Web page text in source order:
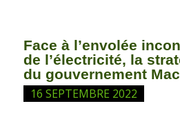
Face à l’envolée
de l’électricité, la
du gouvernement
16 SEPTEMBRE 2022